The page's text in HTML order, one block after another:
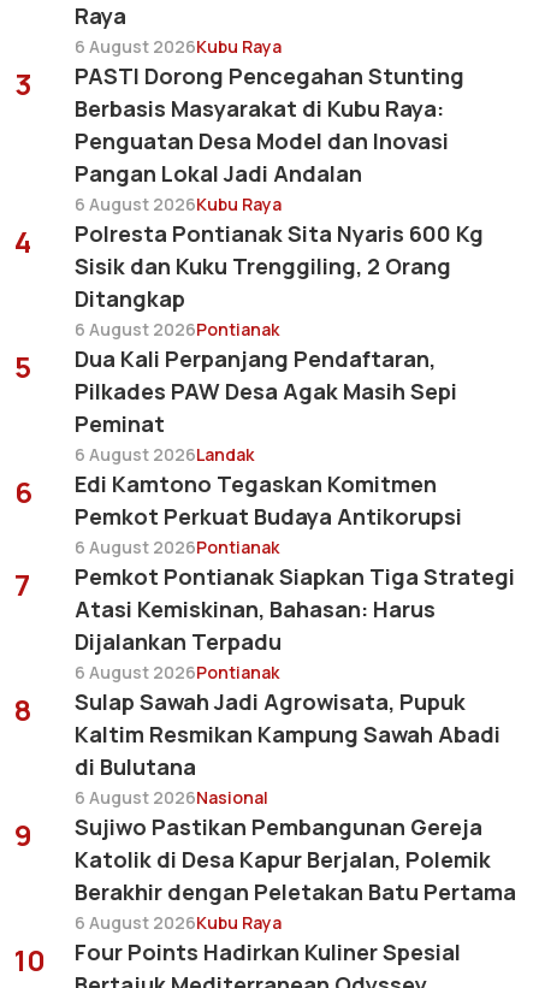
Raya
6 August 2026Kubu Raya
3
PASTI Dorong Pencegahan Stunting
Berbasis Masyarakat di Kubu Raya:
Penguatan Desa Model dan Inovasi
Pangan Lokal Jadi Andalan
6 August 2026Kubu Raya
4
Polresta Pontianak Sita Nyaris 600 Kg
Sisik dan Kuku Trenggiling, 2 Orang
Ditangkap
6 August 2026Pontianak
5
Dua Kali Perpanjang Pendaftaran,
Pilkades PAW Desa Agak Masih Sepi
Peminat
6 August 2026Landak
6
Edi Kamtono Tegaskan Komitmen
Pemkot Perkuat Budaya Antikorupsi
6 August 2026Pontianak
7
Pemkot Pontianak Siapkan Tiga Strategi
Atasi Kemiskinan, Bahasan: Harus
Dijalankan Terpadu
6 August 2026Pontianak
8
Sulap Sawah Jadi Agrowisata, Pupuk
Kaltim Resmikan Kampung Sawah Abadi
di Bulutana
6 August 2026Nasional
9
Sujiwo Pastikan Pembangunan Gereja
Katolik di Desa Kapur Berjalan, Polemik
Berakhir dengan Peletakan Batu Pertama
6 August 2026Kubu Raya
10
Four Points Hadirkan Kuliner Spesial